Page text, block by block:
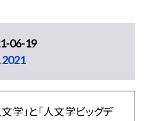
06-19
2021
学」と「人文学ビッグデ